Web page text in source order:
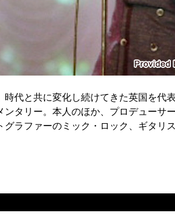
代と共に変化し続けてきた英国を代
タリー。本人のほか、プロデューサ
ラファーのミック・ロック、ギタリ